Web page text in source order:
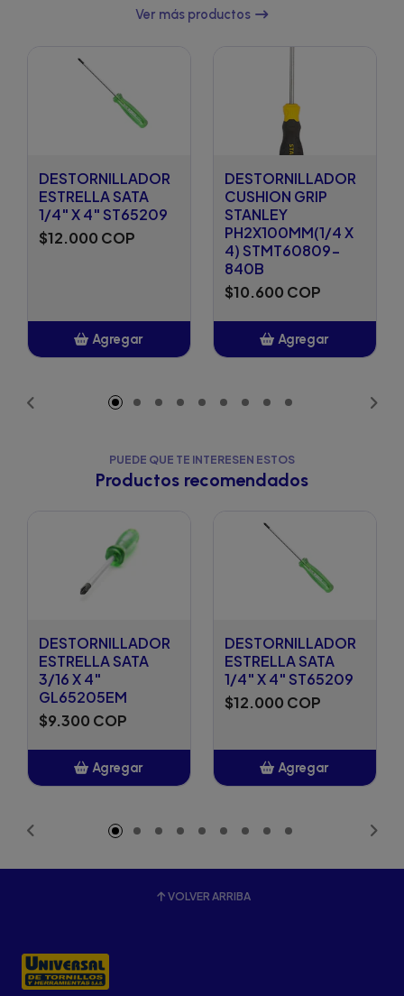
Ver más productos
DESTORNILLADOR
ESTRELLA SATA
1/4" X 4" ST65209
$12.000 COP
Agregar
DESTORNILLADOR
CUSHION GRIP
STANLEY
PH2X100MM(1/4 X
4) STMT60809-
840B
$10.600 COP
Agregar
PUEDE QUE TE INTERESEN ESTOS
Productos recomendados
DESTORNILLADOR
ESTRELLA SATA
3/16 X 4"
GL65205EM
$9.300 COP
Agregar
DESTORNILLADOR
ESTRELLA SATA
1/4" X 4" ST65209
$12.000 COP
Agregar
VOLVER ARRIBA